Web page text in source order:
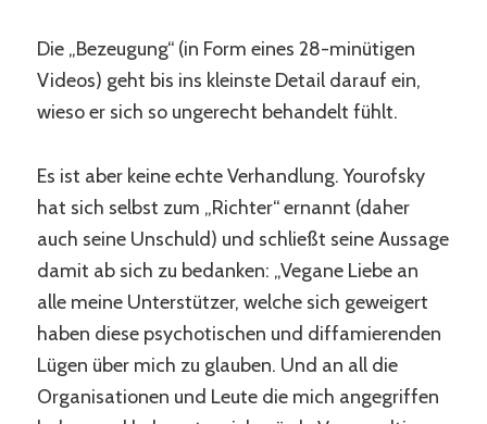
Die „Bezeugung“ (in Form eines 28-minütigen
Videos) geht bis ins kleinste Detail darauf ein,
wieso er sich so ungerecht behandelt fühlt.
Es ist aber keine echte Verhandlung. Yourofsky
hat sich selbst zum „Richter“ ernannt (daher
auch seine Unschuld) und schließt seine Aussage
damit ab sich zu bedanken: „Vegane Liebe an
alle meine Unterstützer, welche sich geweigert
haben diese psychotischen und diffamierenden
Lügen über mich zu glauben. Und an all die
Organisationen und Leute die mich angegriffen